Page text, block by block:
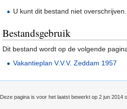
U kunt dit bestand niet overschrijven.
Bestandsgebruik
Dit bestand wordt op de volgende
Vakantieplan V.V.V. Zeddam 1957
Deze pagina is voor het laatst bewerkt op 2 jun 2014